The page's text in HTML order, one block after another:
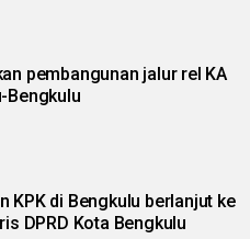
pembangunan jalur rel KA
Bengkulu
KPK di Bengkulu berlanjut ke
DPRD Kota Bengkulu